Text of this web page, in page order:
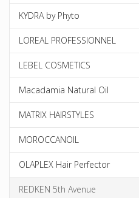
KYDRA by Phyto
LOREAL PROFESSIONNEL
LEBEL COSMETICS
Macadamia Natural Oil
MATRIX HAIRSTYLES
MOROCCANOIL
OLAPLEX Hair Perfector
REDKEN 5th Avenue